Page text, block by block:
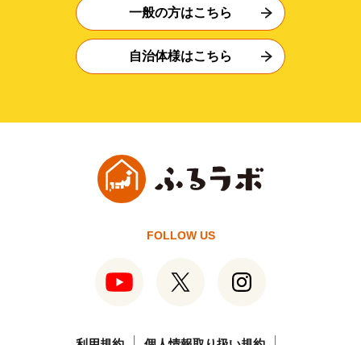
一般の方はこちら
自治体様はこちら
FOLLOW US